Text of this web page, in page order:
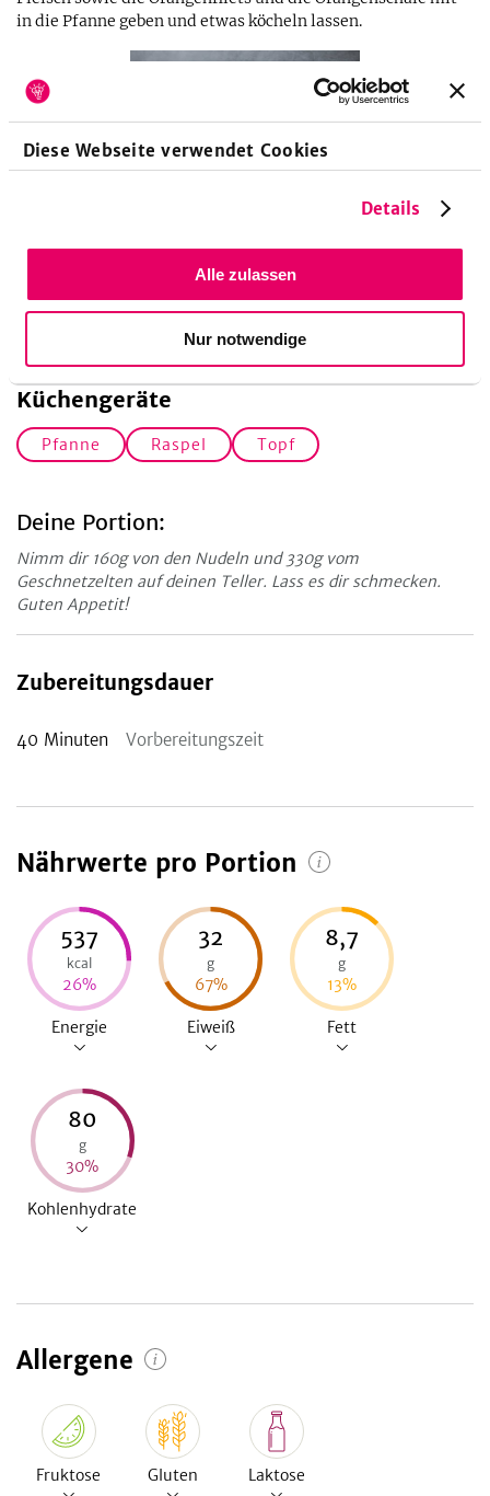
Diese Webseite verwendet Cookies
Details
Alle zulassen
Nur notwendige
in die Pfanne geben und etwas köcheln lassen.
6
Die nun fertige Soße mit Salz und Pfeffer abschmecken. Die
Nudeln zusammen mit dem Geschnetzelten servieren.
Küchengeräte
Pfanne Raspel Topf
Deine Portion:
Nimm dir 160g von den Nudeln und 330g vom
Geschnetzelten auf deinen Teller. Lass es dir schmecken.
Guten Appetit!
Zubereitungsdauer
40 Minuten Vorbereitungszeit
Nährwerte pro Portion
537
kcal
26%
Energie
32
g
67%
Eiweiß
8,7
g
13%
Fett
80
g
30%
Kohlenhydrate
Allergene
Fruktose Gluten Laktose